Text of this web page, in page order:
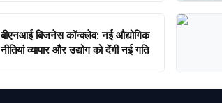
बीएनआई बिजनेस कॉन्क्लेव: नई औद्योगिक
नीतियां व्यापार और उद्योग को देंगी नई गति